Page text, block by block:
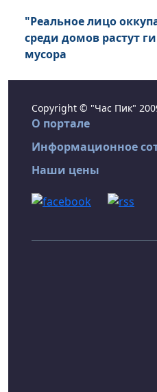
"Реальное лицо
среди домов растут
мусора
Copyright © "Час Пик"
О портале
Информационное
Наши цены